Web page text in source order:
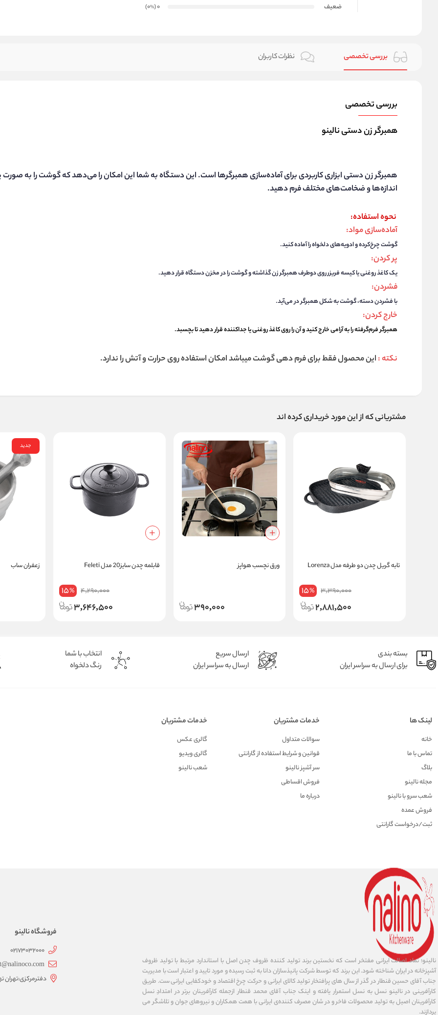
ضعیف
0
(0
%
)
بررسی تخصصی نظرات کاربران
بررسی تخصصی
همبرگر زن دستی نالینو
همبرگر زن دستی ابزاری کاربردی برای آماده‌سازی همبرگرها است. این دستگاه به شما این امکان را می‌دهد که گوشت را به صورت
اندازه‌ها و ضخامت‌های مختلف فرم دهید.
نحوه استفاده:
آماده‌سازی مواد:
گوشت چرخ‌کرده و ادویه‌های دلخواه را آماده کنید.
پر کردن:
یک کاغذ روغنی یا کیسه فریزر روی دوطرف همبرگر زن گذاشته و گوشت را در مخزن دستگاه قرار دهید.
فشردن:
با فشردن دسته، گوشت به شکل همبرگر در می‌آید.
خارج کردن:
همبرگر فرم‌گرفته را به آرامی خارج کنید و آن را روی کاغذ روغنی یا جداکننده قرار دهید تا بچسبد.
نکته :این محصول فقط برای فرم دهی گوشت میباشد امکان استفاده روی حرارت و آتش را ندارد.
مشتریانی که از این مورد خریداری کرده اند
تابه گریل چدن دو طرفه مدل Lorenza
3,390,000
15%
2,881,500
ورق نچسب هواپز
390,000
قابلمه چدن سایز20 مدل Feleti
4,290,000
15%
3,646,500
جدید
زعفران ساب
بسته بندی
برای ارسال به سراسر ایران
ارسال سریع
ارسال به سراسر ایران
انتخاب با شما
رنگ دلخواه
لینک ها
خانه
تماس با ما
بلاگ
مجله نالینو
شعب سرو با نالینو
فروش عمده
ثبت/درخواست گارانتی
خدمات مشتریان
سوالات متداول
قوانین و شرایط استفاده از گارانتی
سر آشپز نالینو
فروش اقساطی
درباره ما
خدمات مشتریان
گالری عکس
گالری ویدیو
شعب نالینو
نالینو؛ نماد اصالت ایرانی مفتخر است که نخستین برند تولید کننده ظروف چدن اصل با استاندارد مرتبط با تولید ظروف
آشپزخانه در ایران شناخته شود. این برند که توسط شرکت پانیذسازان دانا به ثبت رسیده و مورد تایید و اعتبار است با مدیریت
جناب آقای حسین قنطار در گذر از سال های پرافتخار تولید کالای ایرانی و حرکت چرخ اقتصاد و خودکفایی ایرانی ست. طریق
کارآفرینی در نالینو نسل به نسل استمرار یافته و اینک جناب آقای محمد قنطار ازجمله کارآفرینان برتر در امتدادِ نسل
کارآفرینان اصیل به تولید محصولات فاخر و در شان مصرف کننده‌‌ی ایرانی با همت همکاران و نیروهای جوان و تلاشگر می
پردازند.
فروشگاه نالینو
02173032000
دفترمرکزی:تهران